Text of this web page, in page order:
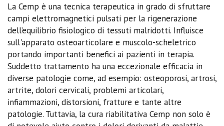
La Cemp è una tecnica terapeutica in grado di sfruttare
campi elettromagnetici pulsati per la rigenerazione
dell’equilibrio fisiologico di tessuti malridotti. Influisce
sull'apparato osteoarticolare e muscolo-scheletrico
portando importanti benefici ai pazienti in terapia.
Suddetto trattamento ha una eccezionale efficacia in
diverse patologie come, ad esempio: osteoporosi, artrosi,
artrite, dolori cervicali, problemi articolari,
infiammazioni, distorsioni, fratture e tante altre
patologie. Tuttavia, la cura riabilitativa Cemp non solo è